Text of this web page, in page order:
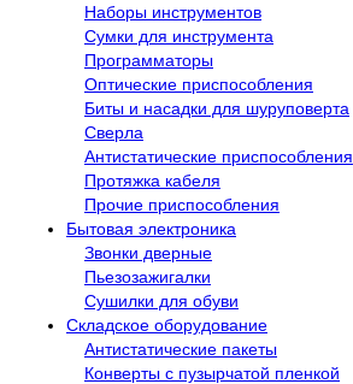
Наборы инструментов
Сумки для инструмента
Программаторы
Оптические приспособления
Биты и насадки для шуруповерта
Сверла
Антистатические приспособления
Протяжка кабеля
Прочие приспособления
Бытовая электроника
Звонки дверные
Пьезозажигалки
Сушилки для обуви
Складское оборудование
Антистатические пакеты
Конверты с пузырчатой пленкой